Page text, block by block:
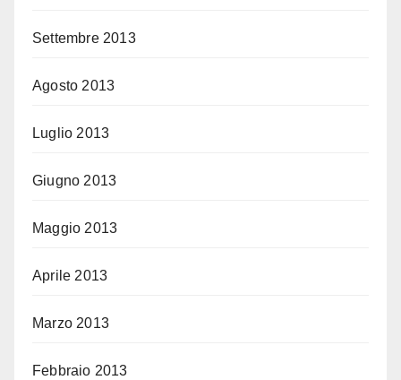
Settembre 2013
Agosto 2013
Luglio 2013
Giugno 2013
Maggio 2013
Aprile 2013
Marzo 2013
Febbraio 2013